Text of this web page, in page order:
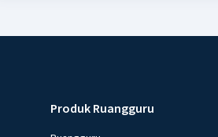
Produk Ruangguru